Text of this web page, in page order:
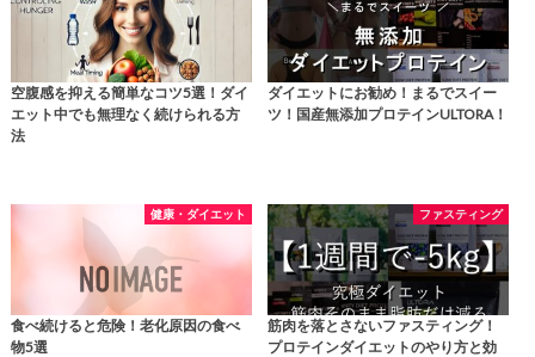
空腹感を抑える簡単なコツ5選！ダイ
エット中でも無理なく続けられる方
法
ダイエットにお勧め！まるでスイー
ツ！国産無添加プロテインULTORA！
健康・ダイエット
食べ続けると危険！老化原因の食べ
物5選
ファスティング
筋肉を落とさないファスティング！
プロテインダイエットのやり方と効